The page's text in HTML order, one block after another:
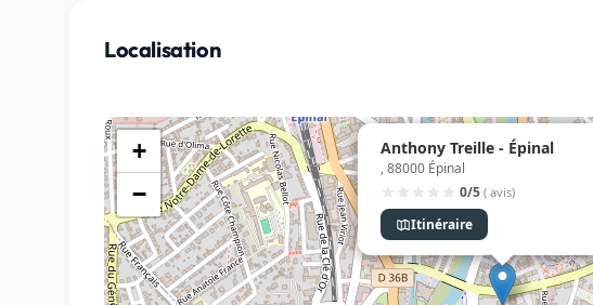
Localisation
Anthony Treille - Épinal
, 88000 Épinal
0/5 ( avis)
Itinéraire
+
−